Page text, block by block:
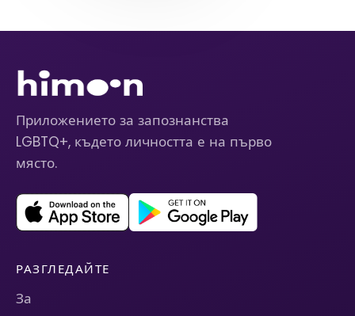
Приложението за запознанства
LGBTQ+, където личността е на първо
място.
РАЗГЛЕДАЙТЕ
За